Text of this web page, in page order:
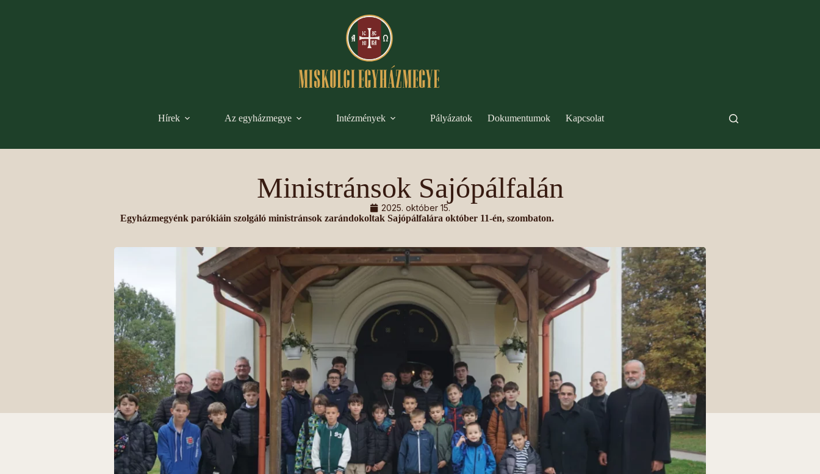
Hírek Az egyházmegye Intézmények Pályázatok Dokumentumok Kapcsolat
Ministránsok Sajópálfalán
2025. október 15.
Egyházmegyénk parókiáin szolgáló ministránsok zarándokoltak Sajópálfalára október 11-én, szombaton.